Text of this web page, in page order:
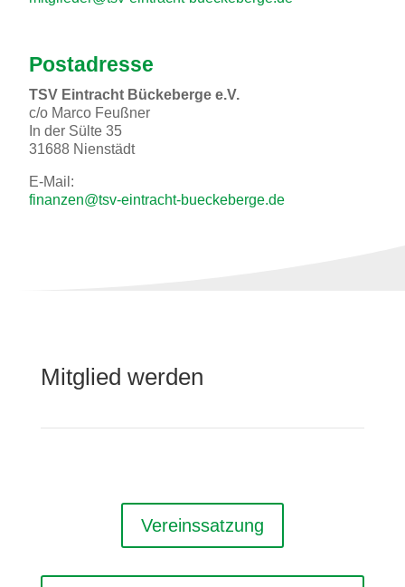
Postadresse
TSV Eintracht Bückeberge e.V.
c/o Marco Feußner
In der Sülte 35
31688 Nienstädt
E-Mail:
finanzen@tsv-eintracht-bueckeberge.de
Mitglied werden
Vereinssatzung